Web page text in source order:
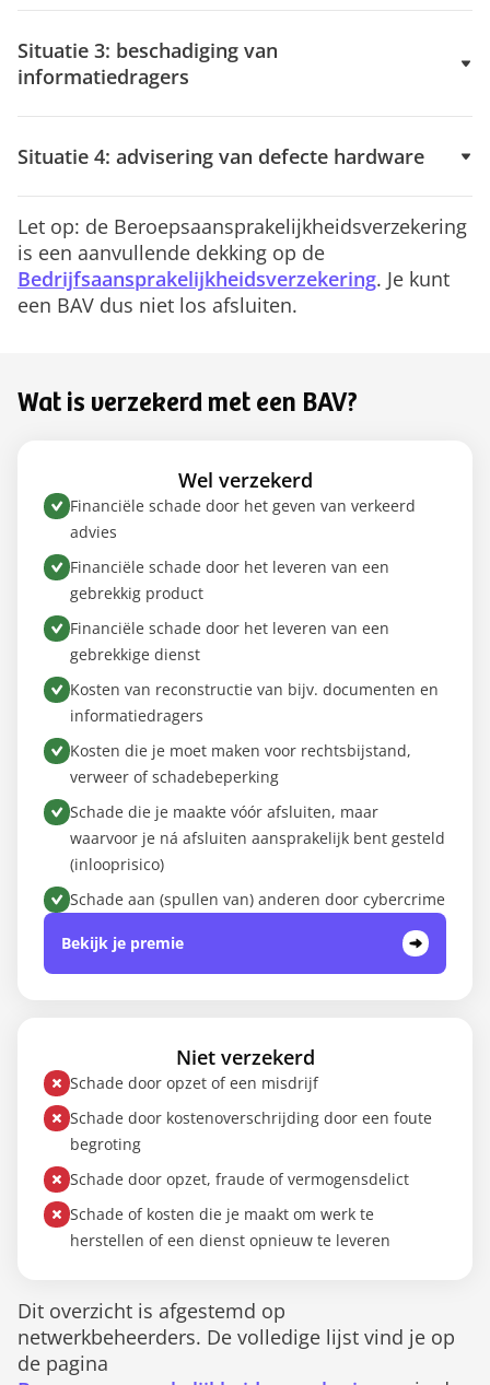
Situatie 3: beschadiging van
informatiedragers
Situatie 4: advisering van defecte hardware
Let op: de Beroepsaansprakelijkheidsverzekering
is een aanvullende dekking op de
Bedrijfsaansprakelijkheidsverzekering. Je kunt
een BAV dus niet los afsluiten.
Wat is verzekerd met een BAV?
Wel verzekerd
Financiële schade door het geven van verkeerd
advies
Financiële schade door het leveren van een
gebrekkig product
Financiële schade door het leveren van een
gebrekkige dienst
Kosten van reconstructie van bijv. documenten en
informatiedragers
Kosten die je moet maken voor rechtsbijstand,
verweer of schadebeperking
Schade die je maakte vóór afsluiten, maar
waarvoor je ná afsluiten aansprakelijk bent gesteld
(inlooprisico)
Schade aan (spullen van) anderen door cybercrime
Bekijk je premie
Niet verzekerd
Schade door opzet of een misdrijf
Schade door kostenoverschrijding door een foute
begroting
Schade door opzet, fraude of vermogensdelict
Schade of kosten die je maakt om werk te
herstellen of een dienst opnieuw te leveren
Dit overzicht is afgestemd op
netwerkbeheerders. De volledige lijst vind je op
de pagina